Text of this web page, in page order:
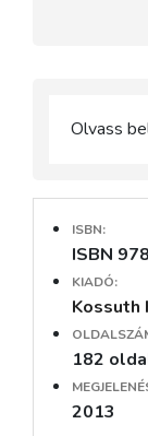
Olvass
ISBN:
ISBN
KIADÓ:
Kossuth
182
2013